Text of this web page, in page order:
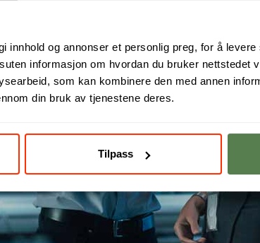
innhold og annonser et personlig preg, for å
informasjon om hvordan du bruker nettstedet
som kan kombinere den med annen
din bruk av tjenestene deres.
Tilpass